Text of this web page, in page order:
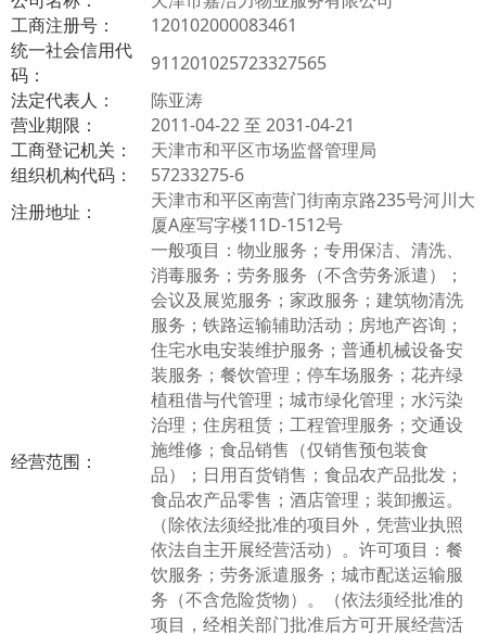
工商注册号：
120102000083461
统一社会信用代
码：
911201025723327565
法定代表人：
陈亚涛
营业期限：
2011-04-22 至 2031-04-21
工商登记机关：
天津市和平区市场监督管理局
组织机构代码：
57233275-6
注册地址：
天津市和平区南营门街南京路235号河川大
厦A座写字楼11D-1512号
经营范围：
一般项目：物业服务；专用保洁、清洗、
消毒服务；劳务服务（不含劳务派遣）；
会议及展览服务；家政服务；建筑物清洗
服务；铁路运输辅助活动；房地产咨询；
住宅水电安装维护服务；普通机械设备安
装服务；餐饮管理；停车场服务；花卉绿
植租借与代管理；城市绿化管理；水污染
治理；住房租赁；工程管理服务；交通设
施维修；食品销售（仅销售预包装食
品）；日用百货销售；食品农产品批发；
食品农产品零售；酒店管理；装卸搬运。
（除依法须经批准的项目外，凭营业执照
依法自主开展经营活动）。许可项目：餐
饮服务；劳务派遣服务；城市配送运输服
务（不含危险货物）。（依法须经批准的
项目，经相关部门批准后方可开展经营活